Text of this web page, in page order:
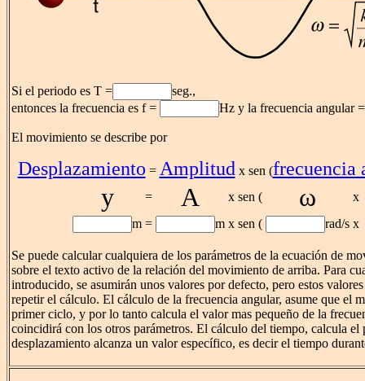
Si el periodo es T =
seg.,
entonces la frecuencia es f =
Hz y la frecuencia angular
El movimiento se describe por
Desplazamiento = Amplitudx sen (frecuencia
y = A x sen ( ω
x
m = m x sen ( rad/s x
Se puede calcular cualquiera de los parámetros de la ecuación de
sobre el texto activo de la relación del movimiento de arriba. Para
introducido, se asumirán unos valores por defecto, pero estos
repetir el cálculo. El cálculo de la frecuencia angular, asume que el
primer ciclo, y por lo tanto calcula el valor mas pequeño de la
coincidirá con los otros parámetros. El cálculo del tiempo, calcula el
desplazamiento alcanza un valor específico, es decir el tiempo